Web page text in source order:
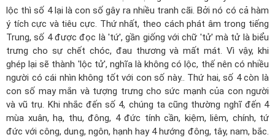
lộc thì số 4 lại là con số gây ra nhiều tranh cãi. Bởi nó có cả hàm
ý tích cực và tiêu cực. Thứ nhất, theo cách phát âm trong tiếng
Trung, số 4 được đọc là 'tứ', gần giống với chữ 'tử' mà tử là biểu
trưng cho sự chết chóc, đau thương và mất mát. Vì vậy, khi
ghép lại sẽ thành 'lộc tử', nghĩa là không có lộc, thế nên có nhiều
người có cái nhìn không tốt với con số này.. Thứ hai, số 4 còn là
con số may mắn và tượng trưng cho sức mạnh của con người
và vũ trụ. Khi nhắc đến số 4, chúng ta cũng thường nghĩ đến 4
mùa xuân, hạ, thu, đông, 4 đức tính cần, kiệm, liêm, chính, tứ
đức với công, dung, ngôn, hạnh hay 4 hướng đông, tây, nam, bắc.